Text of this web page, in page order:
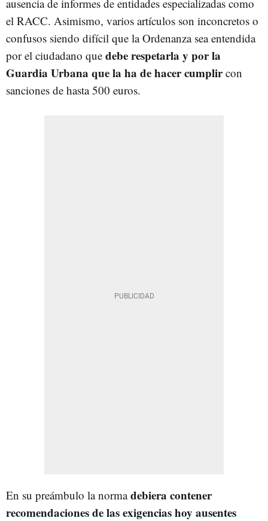
ausencia de informes de entidades especializadas como
el RACC. Asimismo, varios artículos son inconcretos o
confusos siendo difícil que la Ordenanza sea entendida
por el ciudadano que debe respetarla y por la
Guardia Urbana que la ha de hacer cumplircon
sanciones de hasta 500 euros.
En su preámbulo la normadebiera contener
recomendaciones de las exigencias hoy ausentes